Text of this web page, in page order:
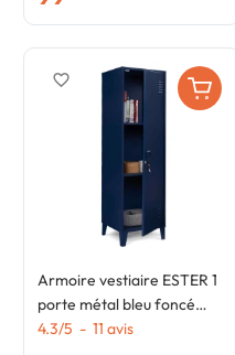
Armoire vestiaire ESTER 1
porte métal bleu foncé
design industriel
4.3/5 - 11 avis
favorite_border